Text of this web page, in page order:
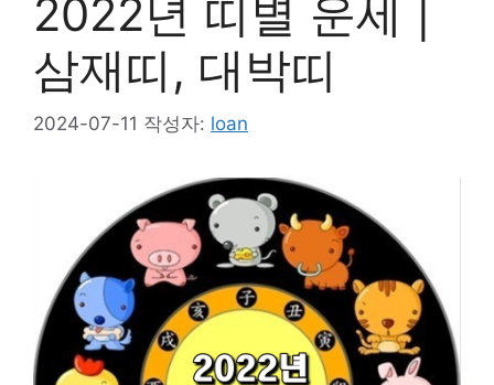
2022년 띠별 운세 |
삼재띠, 대박띠
2024-07-11 작성자: loan